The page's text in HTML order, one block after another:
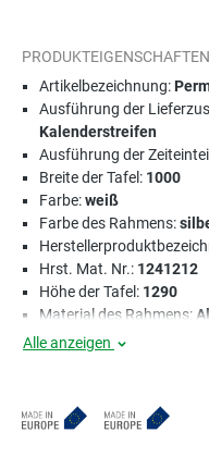
PRODUKTEIGENSCHAFTEN
Artikelbezeichnung:
Ausführung der
Kalenderstreifen
Ausführung der
Breite der Tafel: 1000
Farbe:weiß
Farbe des Rahmens:
Hrst. Mat. Nr.: 1241212
Höhe der Tafel: 1290
Material des Rahmens:
Alle anzeigen